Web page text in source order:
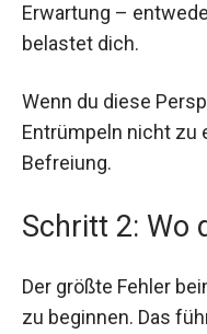
Erwartung –
belastet dich.
Wenn du diese
Entrümpeln nicht zu
Befreiung.
Schritt 2: Wo
Der größte Fehler
zu beginnen. Das